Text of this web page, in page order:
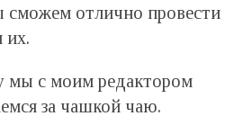
отлично провести
их.
мы с моим редактором
за чашкой чаю.